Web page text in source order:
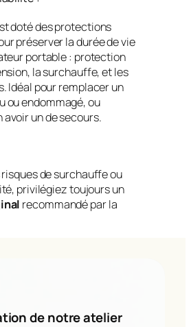
doté des protections
préserver la durée de vie
portable : protection
la surchauffe, et les
Idéal pour remplacer un
ou endommagé, ou
un de secours.
de surchauffe ou
privilégiez toujours un
recommandé par la
de notre atelier